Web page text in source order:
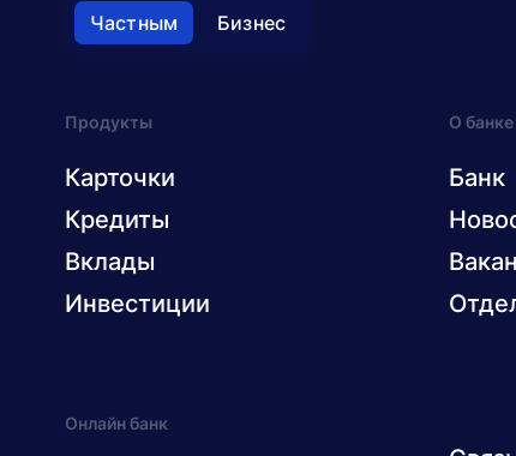
Частным Бизнес
Продукты
Карточки
Кредиты
Вклады
Инвестиции
О банке
Банк
Онлайн банк